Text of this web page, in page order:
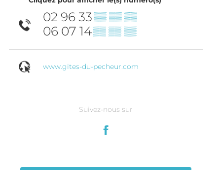
02 96 33▒▒ ▒▒ ▒▒
06 07 14▒▒ ▒▒ ▒▒
www.gites-du-pecheur.com
Suivez-nous sur